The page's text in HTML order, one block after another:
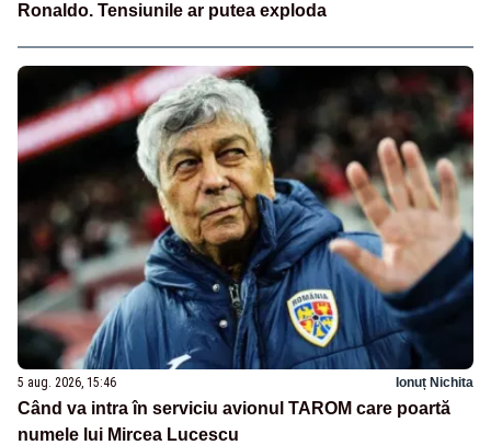
Ronaldo. Tensiunile ar putea exploda
5 aug. 2026, 15:46 Ionuț Nichita
Când va intra în serviciu avionul TAROM care poartă
numele lui Mircea Lucescu